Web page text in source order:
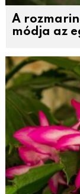
A
módja az